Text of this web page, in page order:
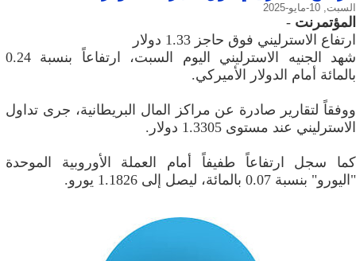
السبت, 10-مايو-2025
المؤتمرنت -
ارتفاع الاسترليني فوق حاجز 1.33 دولار
شهد الجنيه الاسترليني اليوم السبت، ارتفاعاً بنسبة 0.24
بالمائة أمام الدولار الأميركي.
ووفقاً لتقارير صادرة عن مراكز المال البريطانية، جرى تداول
الاسترليني عند مستوى 1.3305 دولار.
كما سجل ارتفاعاً طفيفاً أمام العملة الأوروبية الموحدة
"اليورو" بنسبة 0.07 بالمائة، ليصل إلى 1.1826 يورو.